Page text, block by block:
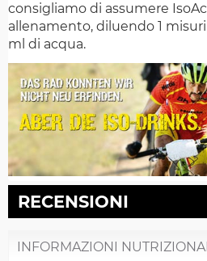
consigliamo di assumere
allenamento, diluendo 1
ml di acqua.
RECENSIONI
INFORMAZIONI